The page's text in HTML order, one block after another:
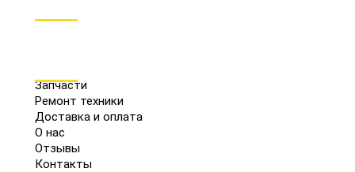
Запчасти
Ремонт техники
Доставка и оплата
О нас
Отзывы
Контакты